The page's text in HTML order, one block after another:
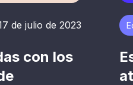
de julio de 2023
con los